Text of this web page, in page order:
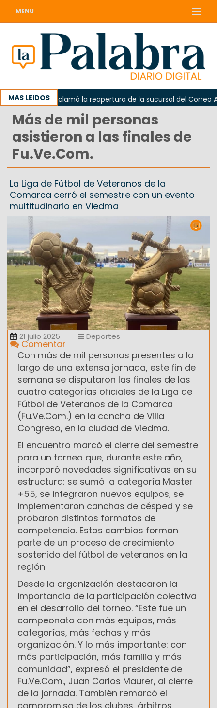
MENU
MAS LEIDOS
Odarda reclamó la reapertura de la sucursal del Correo
Más de mil personas
asistieron a las finales de
Fu.Ve.Com.
La Liga de Fútbol de Veteranos de la
Comarca cerró el semestre con un evento
multitudinario en Viedma
21 julio 2025 Deportes
Comentar
Con más de mil personas presentes a lo
largo de una extensa jornada, este fin de
semana se disputaron las finales de las
cuatro categorías oficiales de la Liga de
Fútbol de Veteranos de la Comarca
(Fu.Ve.Com.) en la cancha de Villa
Congreso, en la ciudad de Viedma.
El encuentro marcó el cierre del semestre
para un torneo que, durante este año,
incorporó novedades significativas en su
estructura: se sumó la categoría Master
+55, se integraron nuevos equipos, se
implementaron canchas de césped y se
probaron distintos formatos de
competencia. Estos cambios forman
parte de un proceso de crecimiento
sostenido del fútbol de veteranos en la
región.
Desde la organización destacaron la
importancia de la participación colectiva
en el desarrollo del torneo. “Este fue un
campeonato con más equipos, más
categorías, más fechas y más
organización. Y lo más importante: con
más participación, más familia y más
comunidad”, expresó el presidente de
Fu.Ve.Com., Juan Carlos Maurer, al cierre
de la jornada. También remarcó el
compromiso de los clubes, árbitros,